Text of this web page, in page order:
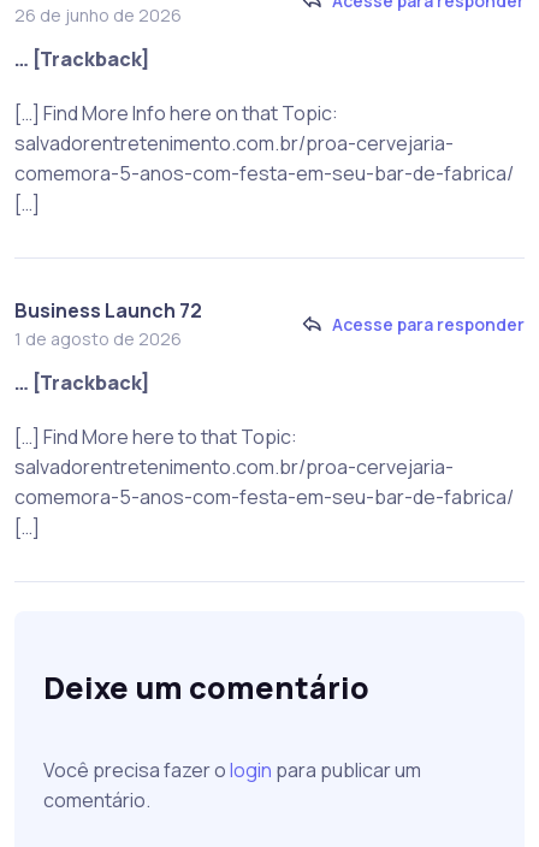
26 de junho de 2026
… [Trackback]
[…] Find More Info here on that Topic:
salvadorentretenimento.com.br/proa-cervejaria-
comemora-5-anos-com-festa-em-seu-bar-de-fabrica/
[…]
Business Launch 72
1 de agosto de 2026
Acesse para responder
… [Trackback]
[…] Find More here to that Topic:
salvadorentretenimento.com.br/proa-cervejaria-
comemora-5-anos-com-festa-em-seu-bar-de-fabrica/
[…]
Deixe um comentário
Você precisa fazer ologin para publicar um
comentário.